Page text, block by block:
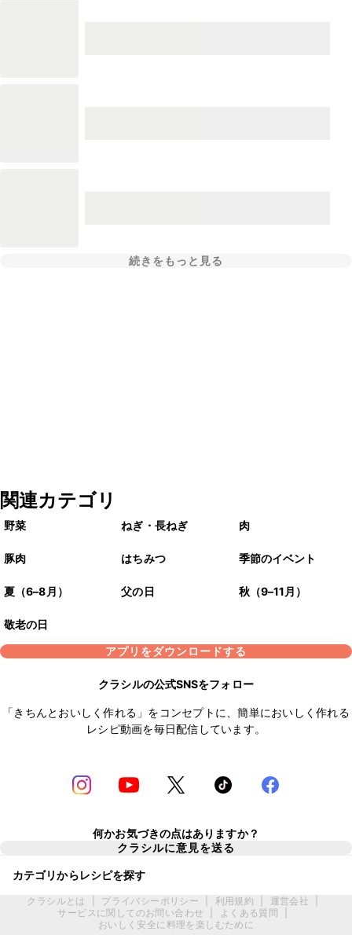
続きをもっと見る
関連カテゴリ
野菜 ねぎ・長ねぎ 肉
豚肉 はちみつ 季節のイベント
夏（6–8月） 父の日 秋（9–11月）
敬老の日
アプリをダウンロードする
クラシルの公式SNSをフォロー
「きちんとおいしく作れる」をコンセプトに、簡単においしく作れる
レシピ動画を毎日配信しています。
何かお気づきの点はありますか？
クラシルに意見を送る
カテゴリからレシピを探す
クラシルとは プライバシーポリシー 利用規約 運営会社
サービスに関してのお問い合わせ
よくある質問
おいしく安全に料理を楽しむために